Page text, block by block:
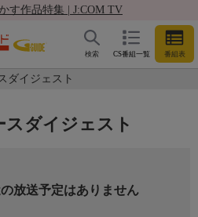
す作品特集 | J:COM TV
CS番組一覧 番組表
検索
ダイジェスト
スダイジェスト
放送予定はありません